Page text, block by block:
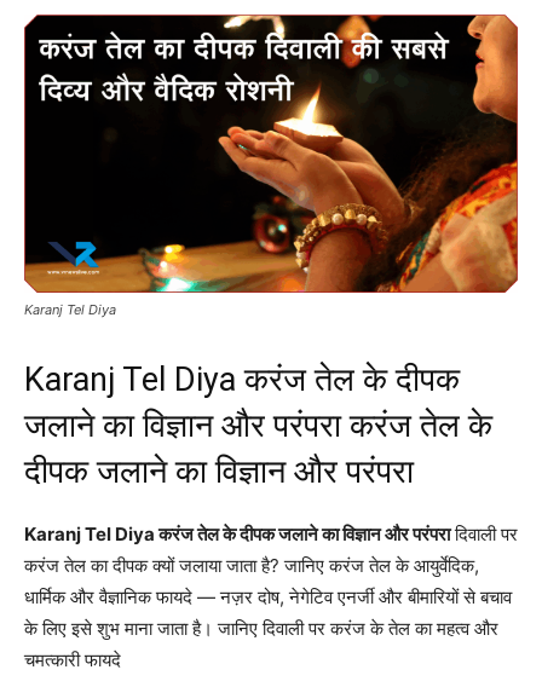
Karanj Tel Diya
Karanj Tel Diya करंज तेल के दीपक
जलाने का विज्ञान और परंपरा करंज तेल के
दीपक जलाने का विज्ञान और परंपरा
Karanj Tel Diya करंज तेल के दीपक जलाने का विज्ञान और परंपरादिवाली पर
करंज तेल का दीपक क्यों जलाया जाता है? जानिए करंज तेल के आयुर्वेदिक,
धार्मिक और वैज्ञानिक फायदे — नज़र दोष, नेगेटिव एनर्जी और बीमारियों से बचाव
के लिए इसे शुभ माना जाता है। जानिए दिवाली पर करंज के तेल का महत्व और
चमत्कारी फायदे